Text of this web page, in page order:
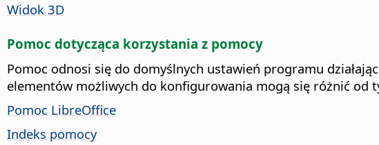
Widok 3D
Pomoc dotycząca korzystania z pomocy
Pomoc odnosi się do domyślnych ustawień programu
elementów możliwych do konfigurowania mogą się różnić od
Pomoc LibreOffice
Indeks pomocy